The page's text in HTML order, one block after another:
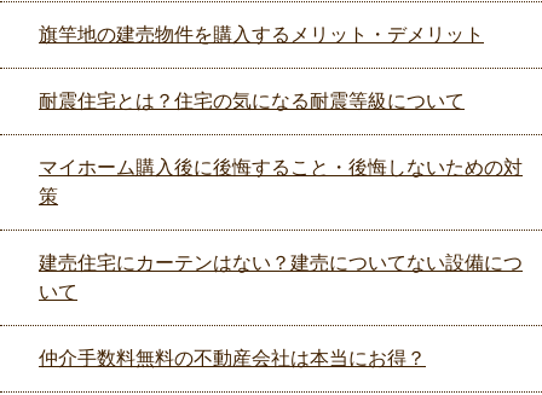
旗竿地の建売物件を購入するメリット・デメリット
耐震住宅とは？住宅の気になる耐震等級について
マイホーム購入後に後悔すること・後悔しないための対
策
建売住宅にカーテンはない？建売についてない設備につ
いて
仲介手数料無料の不動産会社は本当にお得？